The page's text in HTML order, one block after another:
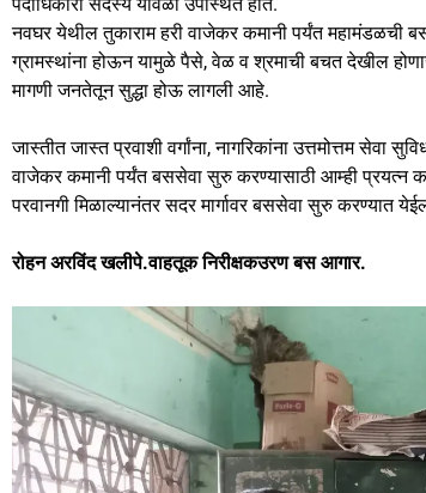
पदाधिकारी सदस्य यावेळी उपस्थित होते.
नवघर येथील तुकाराम हरी वाजेकर कमानी पर्यंत महामंडळची
ग्रामस्थांना होऊन यामुळे पैसे, वेळ व श्रमाची बचत देखील
मागणी जनतेतून सुद्धा होऊ लागली आहे.
जास्तीत जास्त प्रवाशी वर्गांना, नागरिकांना उत्तमोत्तम
वाजेकर कमानी पर्यंत बससेवा सुरु करण्यासाठी आम्ही प्रयत्न
परवानगी मिळाल्यानंतर सदर मार्गावर बससेवा सुरु करण्यात
रोहन अरविंद खलीपे.वाहतूक निरीक्षकउरण बस आगार.